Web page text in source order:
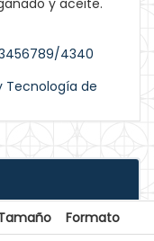
y aceite.
4340
Tecnología de
Formato